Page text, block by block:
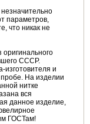
параметров,
что никак не
СССР.
и
На изделии
нитке
вся
данное изделие,
ГОСТам!